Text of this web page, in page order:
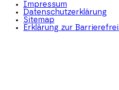
Impressum
Datenschutzerklärung
Sitemap
Erklärung zur